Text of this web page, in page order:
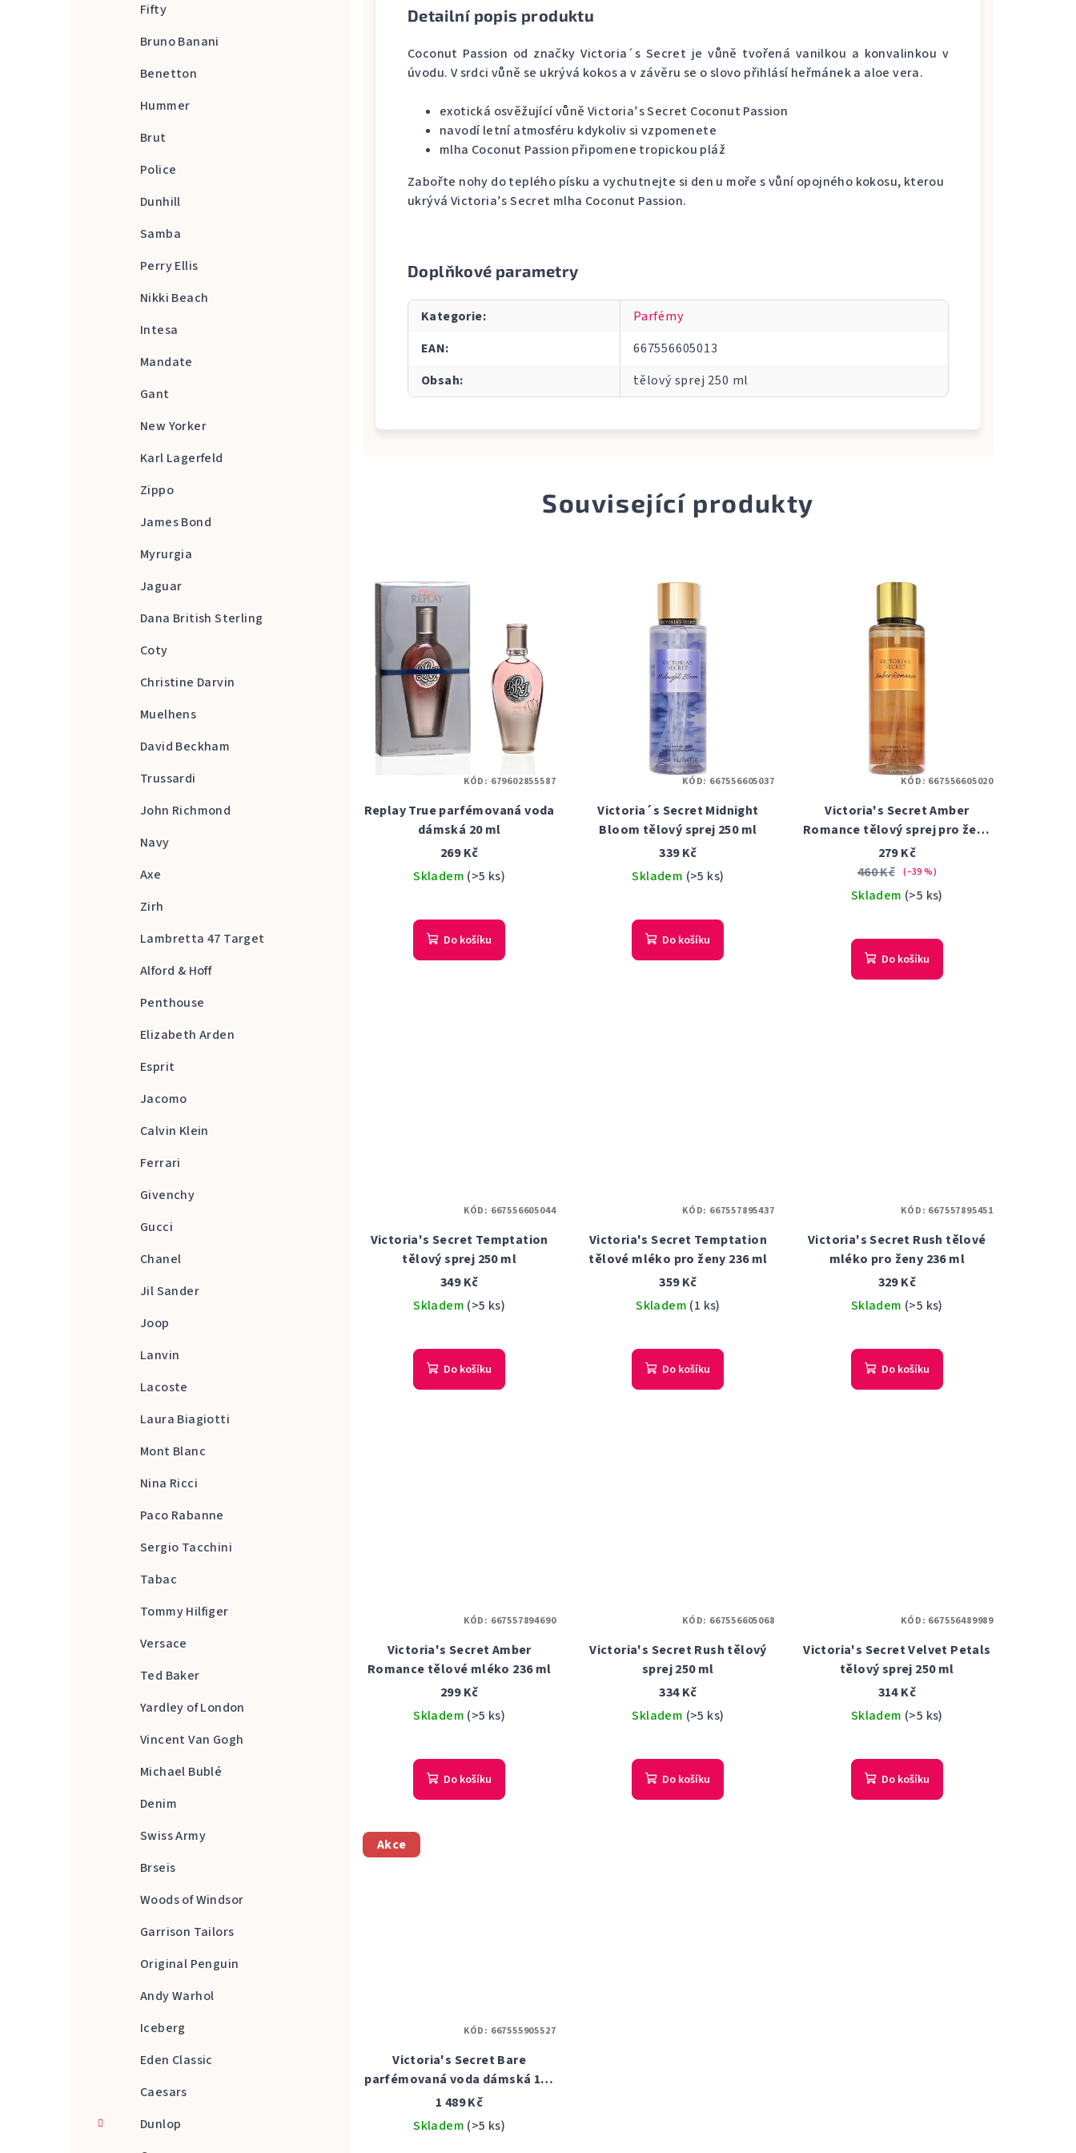
Fifty
Bruno Banani
Benetton
Hummer
Brut
Police
Dunhill
Samba
Perry Ellis
Nikki Beach
Intesa
Mandate
Gant
New Yorker
Karl Lagerfeld
Zippo
James Bond
Myrurgia
Jaguar
Dana British Sterling
Coty
Christine Darvin
Muelhens
David Beckham
Trussardi
John Richmond
Navy
Axe
Zirh
Lambretta 47 Target
Alford & Hoff
Penthouse
Elizabeth Arden
Esprit
Jacomo
Calvin Klein
Ferrari
Givenchy
Gucci
Chanel
Jil Sander
Joop
Lanvin
Lacoste
Laura Biagiotti
Mont Blanc
Nina Ricci
Paco Rabanne
Sergio Tacchini
Tabac
Tommy Hilfiger
Versace
Ted Baker
Yardley of London
Vincent Van Gogh
Michael Bublé
Denim
Swiss Army
Brseis
Woods of Windsor
Garrison Tailors
Original Penguin
Andy Warhol
Iceberg
Eden Classic
Caesars
Dunlop
Detailní popis produktu
Coconut Passion od značky Victoria´s Secret je vůně tvořená vanilkou a konvalinkou v
úvodu. V srdci vůně se ukrývá kokos a v závěru se o slovo přihlásí heřmánek a aloe vera.
exotická osvěžující vůně Victoria’s Secret Coconut Passion
navodí letní atmosféru kdykoliv si vzpomenete
mlha Coconut Passion připomene tropickou pláž
Zabořte nohy do teplého písku a vychutnejte si den u moře s vůní opojného kokosu, kterou
ukrývá Victoria’s Secret mlha Coconut Passion.
Doplňkové parametry
Kategorie:
Parfémy
EAN:
667556605013
Obsah: tělový sprej 250 ml
Související produkty
Replay True parfémovaná voda
dámská 20 ml
269 Kč
Skladem (>5 ks)
Do košíku
KÓD: 679602855587
Victoria´s Secret Midnight
Bloom tělový sprej 250 ml
339 Kč
Skladem (>5 ks)
Do košíku
KÓD: 667556605037
Victoria's Secret Amber
Romance tělový sprej pro ženy
250 ml
279 Kč
460 Kč (–39 %)
Skladem (>5 ks)
Do košíku
KÓD: 667556605020
Victoria's Secret Temptation
tělový sprej 250 ml
349 Kč
Skladem (>5 ks)
Do košíku
KÓD: 667556605044
Victoria's Secret Temptation
tělové mléko pro ženy 236 ml
359 Kč
Skladem (1 ks)
Do košíku
KÓD: 667557895437
Victoria's Secret Rush tělové
mléko pro ženy 236 ml
329 Kč
Skladem (>5 ks)
Do košíku
KÓD: 667557895451
Victoria's Secret Amber
Romance tělové mléko 236 ml
299 Kč
Skladem (>5 ks)
Do košíku
KÓD: 667557894690
Victoria's Secret Rush tělový
sprej 250 ml
334 Kč
Skladem (>5 ks)
Do košíku
KÓD: 667556605068
Victoria's Secret Velvet Petals
tělový sprej 250 ml
314 Kč
Skladem (>5 ks)
Do košíku
KÓD: 667556489989
Akce
Victoria's Secret Bare
parfémovaná voda dámská 100
ml
1 489 Kč
Skladem (>5 ks)
KÓD: 667555905527